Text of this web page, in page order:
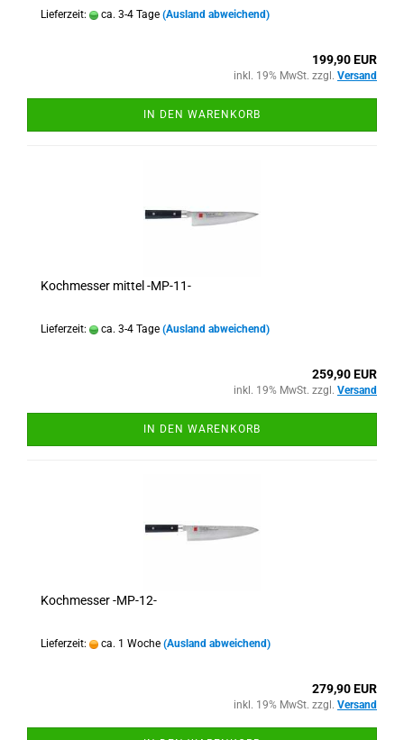
Lieferzeit: ca. 3-4 Tage (Ausland abweichend)
199,90 EUR
inkl. 19% MwSt. zzgl. Versand
IN DEN WARENKORB
Kochmesser mittel -MP-11-
Lieferzeit: ca. 3-4 Tage (Ausland abweichend)
259,90 EUR
inkl. 19% MwSt. zzgl. Versand
IN DEN WARENKORB
Kochmesser -MP-12-
Lieferzeit: ca. 1 Woche (Ausland abweichend)
279,90 EUR
inkl. 19% MwSt. zzgl. Versand